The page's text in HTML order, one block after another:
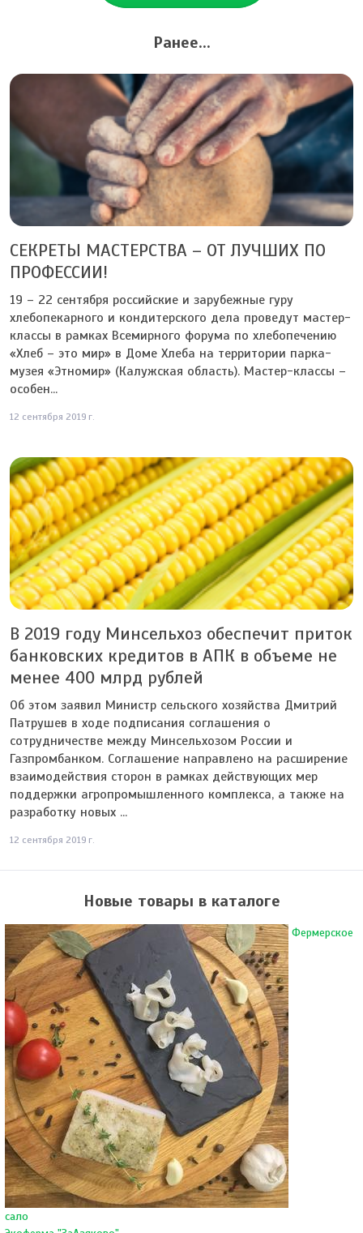
Ранее...
СЕКРЕТЫ МАСТЕРСТВА – ОТ ЛУЧШИХ ПО
ПРОФЕССИИ!
19 – 22 сентября российские и зарубежные гуру
хлебопекарного и кондитерского дела проведут мастер-
классы в рамках Всемирного форума по хлебопечению
«Хлеб – это мир» в Доме Хлеба на территории парка-
музея «Этномир» (Калужская область). Мастер-классы –
особен...
12 сентября 2019 г.
В 2019 году Минсельхоз обеспечит приток
банковских кредитов в АПК в объеме не
менее 400 млрд рублей
Об этом заявил Министр сельского хозяйства Дмитрий
Патрушев в ходе подписания соглашения о
сотрудничестве между Минсельхозом России и
Газпромбанком. Соглашение направлено на расширение
взаимодействия сторон в рамках действующих мер
поддержки агропромышленного комплекса, а также на
разработку новых ...
12 сентября 2019 г.
Новые товары в каталоге
Фермерское
сало